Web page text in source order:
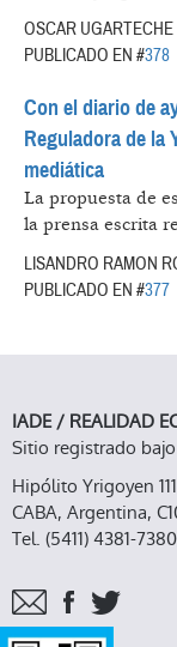
OSCAR UGARTECHE
PUBLICADO EN #378
Con el diario de
Reguladora de la
mediática
La propuesta de
la prensa escrita
LISANDRO RAMON
PUBLICADO EN #377
IADE / REALIDAD
Sitio registrado
Hipólito Yrigoyen
CABA, Argentina,
Tel. (5411) 4381-